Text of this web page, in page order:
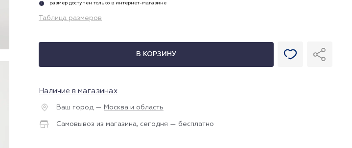
i размер доступен только в интернет-магазине
Таблица размеров
В КОРЗИНУ
Наличие в магазинах
Ваш город — Москва и область
Самовывоз из магазина, сегодня — бесплатно